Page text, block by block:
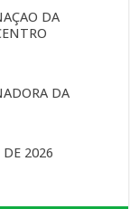
DA
DA
DE 2026